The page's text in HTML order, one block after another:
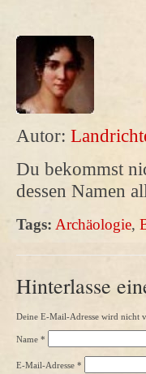
Autor:
Du bekommst
dessen Namen
Tags: Archäologie,
Hinterlasse
Deine E-Mail-Adresse wird nicht
Name *
E-Mail-Adresse *